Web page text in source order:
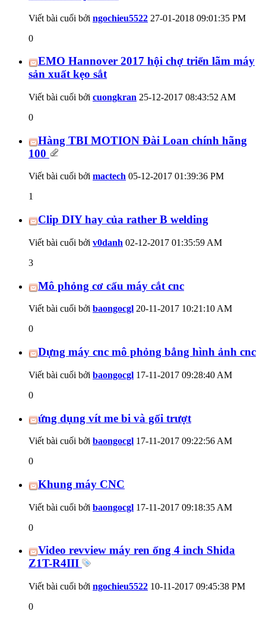
Viết bài cuối bởi ngochieu5522 27-01-2018 09:01:35 PM
0
EMO Hannover 2017 hội chợ triển lãm máy
sản xuất kẹo sắt
Viết bài cuối bởi cuongkran 25-12-2017 08:43:52 AM
0
Hàng TBI MOTION Đài Loan chính hãng
100
Viết bài cuối bởi mactech 05-12-2017 01:39:36 PM
1
Clip DIY hay của rather B welding
Viết bài cuối bởi v0danh 02-12-2017 01:35:59 AM
3
Mô phỏng cơ cấu máy cắt cnc
Viết bài cuối bởi baongocgl 20-11-2017 10:21:10 AM
0
Dựng máy cnc mô phỏng bẳng hình ảnh cnc
Viết bài cuối bởi baongocgl 17-11-2017 09:28:40 AM
0
ứng dụng vít me bi và gối trượt
Viết bài cuối bởi baongocgl 17-11-2017 09:22:56 AM
0
Khung máy CNC
Viết bài cuối bởi baongocgl 17-11-2017 09:18:35 AM
0
Video revview máy ren ống 4 inch Shida
Z1T-R4III
Viết bài cuối bởi ngochieu5522 10-11-2017 09:45:38 PM
0